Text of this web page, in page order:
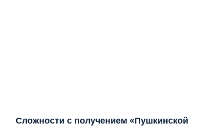
Сложности с получением «Пушкинской